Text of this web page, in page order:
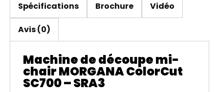
Spécifications Brochure Vidéo
Avis (0)
Machine de découpe mi-
chair MORGANA ColorCut
SC700 – SRA3